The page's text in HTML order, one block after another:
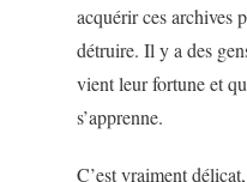
acquérir ces archives
détruire. Il y a des
vient leur fortune et
s’apprenne.
C’est vraiment